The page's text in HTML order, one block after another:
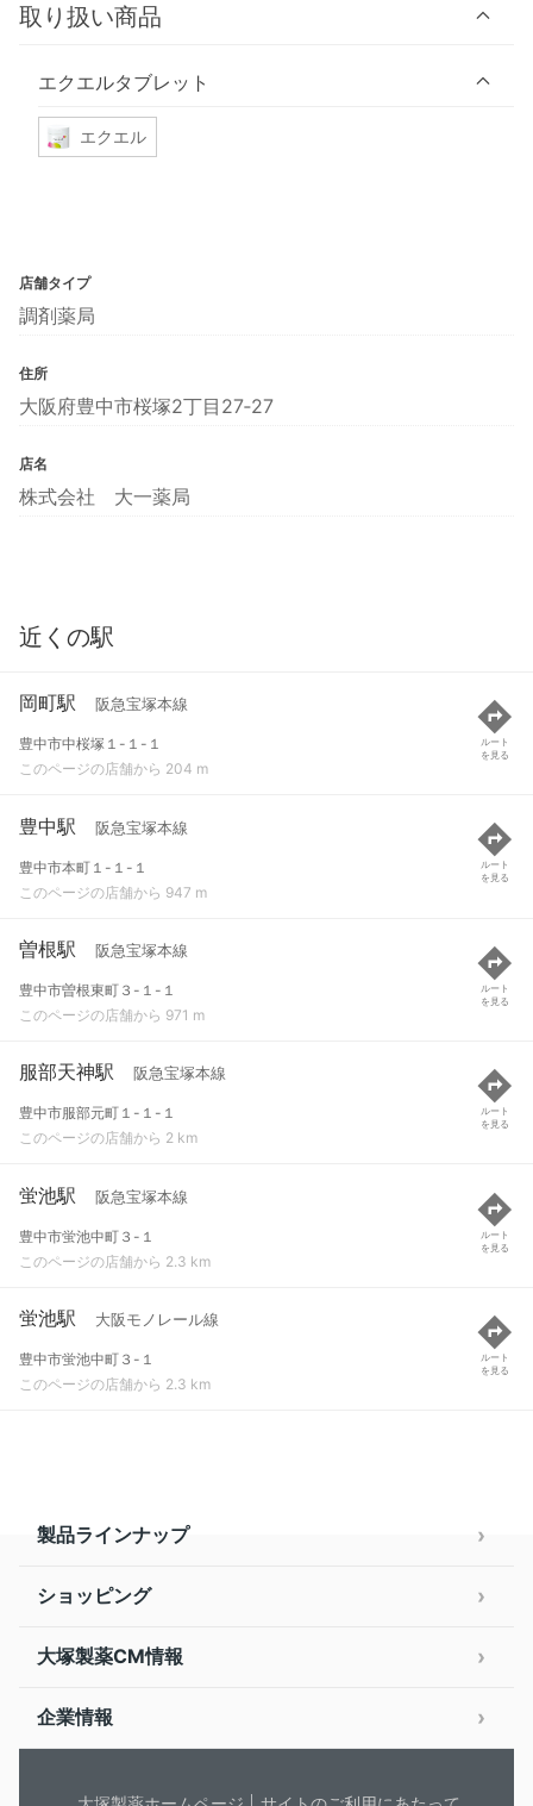
取り扱い商品
エクエルタブレット
エクエル
店舗タイプ
調剤薬局
住所
大阪府豊中市桜塚2丁目27‐27
店名
株式会社 大一薬局
近くの駅
岡町駅 阪急宝塚本線
豊中市中桜塚１-１-１
このページの店舗から 204 m
ルート
を見る
豊中駅 阪急宝塚本線
豊中市本町１-１-１
このページの店舗から 947 m
ルート
を見る
曽根駅 阪急宝塚本線
豊中市曽根東町３-１-１
このページの店舗から 971 m
ルート
を見る
服部天神駅 阪急宝塚本線
豊中市服部元町１-１-１
このページの店舗から 2 km
ルート
を見る
蛍池駅 阪急宝塚本線
豊中市蛍池中町３-１
このページの店舗から 2.3 km
ルート
を見る
蛍池駅 大阪モノレール線
豊中市蛍池中町３-１
このページの店舗から 2.3 km
ルート
を見る
製品ラインナップ
ショッピング
大塚製薬CM情報
企業情報